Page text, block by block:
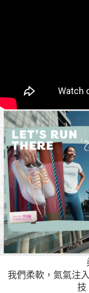
我們柔軟，氮氣注
技